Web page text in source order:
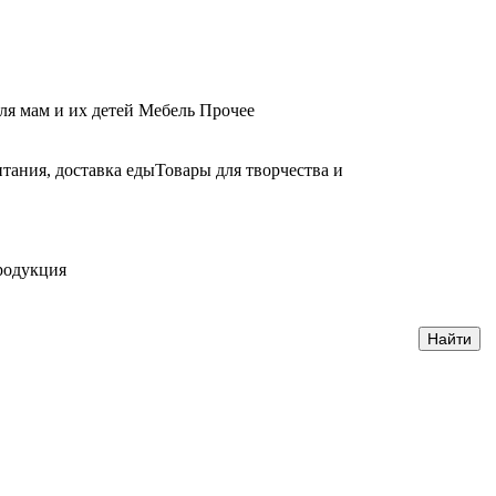
мам и их детей Мебель Прочее
доставка едыТовары для творчества и